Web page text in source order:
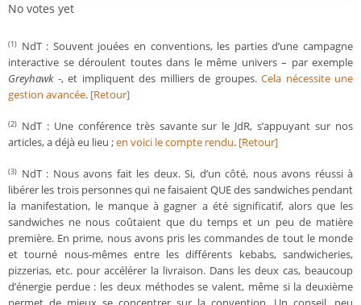
No votes yet
(1) NdT : Souvent jouées en conventions, les parties d’une campagne
interactive se déroulent toutes dans le même univers – par exemple
Greyhawk-, et impliquent des milliers de groupes. Cela nécessite une
gestion avancée. [Retour]
(2) NdT : Une conférence très savante sur le JdR, s’appuyant sur nos
articles, a déjà eu lieu ;en voici le compte rendu. [Retour]
(3) NdT : Nous avons fait les deux. Si, d’un côté, nous avons réussi à
libérer les trois personnes qui ne faisaient QUE des sandwiches pendant
la manifestation, le manque à gagner a été significatif, alors que les
sandwiches ne nous coûtaient que du temps et un peu de matière
première. En prime, nous avons pris les commandes de tout le monde
et tourné nous-mêmes entre les différents kebabs, sandwicheries,
pizzerias, etc. pour accélérer la livraison. Dans les deux cas, beaucoup
d’énergie perdue : les deux méthodes se valent, même si la deuxième